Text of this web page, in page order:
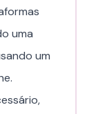
uma
um